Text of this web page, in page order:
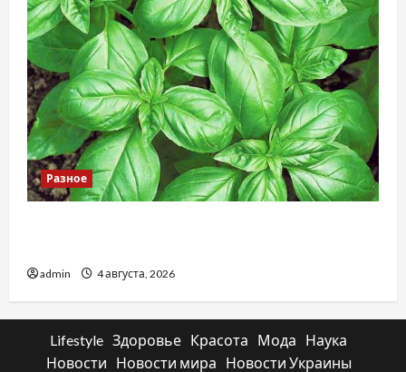
Разное
admin 4 августа, 2026
Lifestyle Здоровье Красота Мода
Наука
Новости
Новости мира
Новости Украины